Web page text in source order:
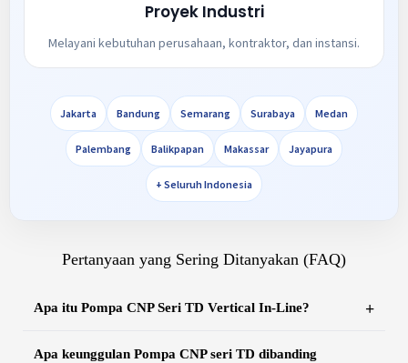
Proyek Industri
Melayani kebutuhan perusahaan, kontraktor, dan instansi.
Jakarta Bandung Semarang Surabaya Medan
Palembang Balikpapan Makassar Jayapura
+ Seluruh Indonesia
Pertanyaan yang Sering Ditanyakan (FAQ)
Apa itu Pompa CNP Seri TD Vertical In-Line?
Apa keunggulan Pompa CNP seri TD dibanding